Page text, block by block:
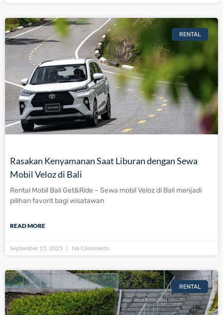
RENTAL
Rasakan Kenyamanan Saat Liburan dengan Sewa
Mobil Veloz di Bali
Rental Mobil Bali Get&Ride – Sewa mobil Veloz di Bali menjadi
pilihan favorit bagi wisatawan
READ MORE
September 15, 2025 No Comments
RENTAL